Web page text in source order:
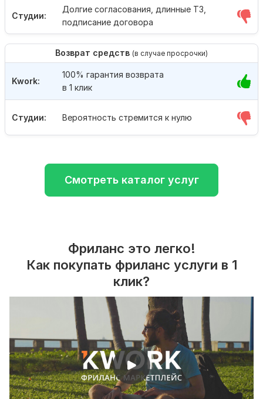
Студии:
Долгие согласования, длинные ТЗ,
подписание договора
Возврат средств (в случае просрочки)
Студии: Вероятность стремится к нулю
Kwork:
100% гарантия возврата
в 1 клик
Смотреть каталог услуг
Фриланс это легко!
Как покупать фриланс услуги в 1
клик?